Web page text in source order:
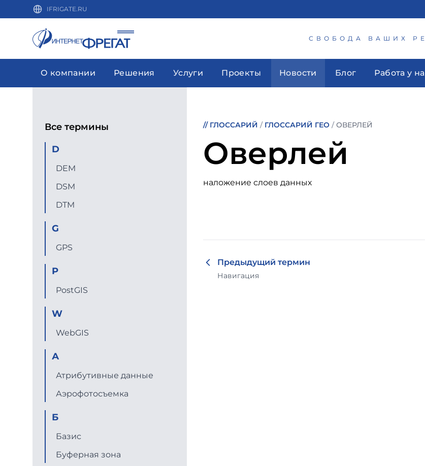
IFRIGATE.RU
СВОБОДА ВАШИХ
О компании Решения Услуги Проекты Новости Блог Работа у
Все термины
D
DEM
DSM
DTM
G
GPS
P
PostGIS
W
WebGIS
А
Атрибутивные данные
Аэрофотосъемка
Б
Базис
Буферная зона
// ГЛОССАРИЙ / ГЛОССАРИЙ ГЕО / ОВЕРЛЕЙ
Оверлей
наложение слоев данных
Предыдущий термин
Навигация